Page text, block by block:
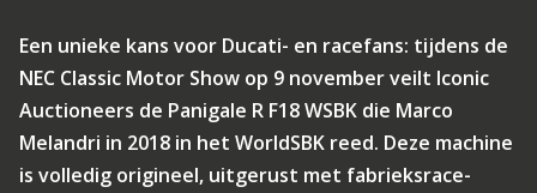
Een unieke kans voor Ducati- en racefans: tijdens de
NEC Classic Motor Show op 9 november veilt Iconic
Auctioneers de Panigale R F18 WSBK die Marco
Melandri in 2018 in het WorldSBK reed. Deze machine
is volledig origineel, uitgerust met fabrieksrace-